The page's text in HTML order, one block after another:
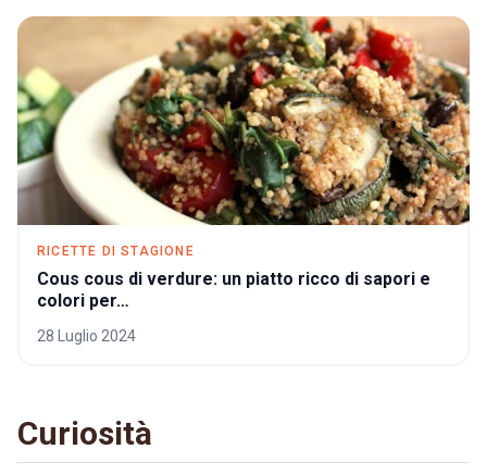
RICETTE DI STAGIONE
Cous cous di verdure: un piatto ricco di sapori e
colori per…
28 Luglio 2024
Curiosità